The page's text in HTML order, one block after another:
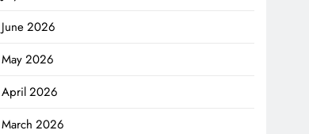
June 2026
May 2026
April 2026
March 2026